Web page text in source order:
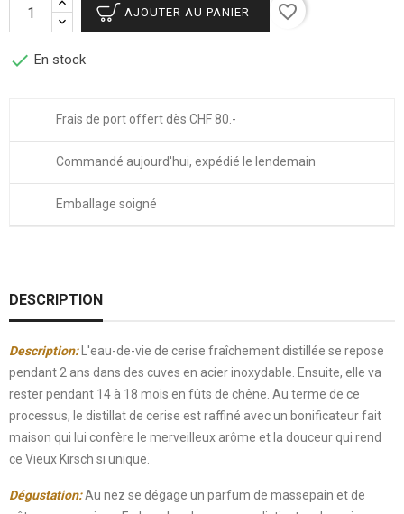
AJOUTER AU PANIER favorite_border
 En stock
Frais de port offert dès CHF 80.-
Commandé aujourd'hui, expédié le lendemain
Emballage soigné
DESCRIPTION
Description:L'eau-de-vie de cerise fraîchement distillée se repose
pendant 2 ans dans des cuves en acier inoxydable. Ensuite, elle va
rester pendant 14 à 18 mois en fûts de chêne. Au terme de ce
processus, le distillat de cerise est raffiné avec un bonificateur fait
maison qui lui confère le merveilleux arôme et la douceur qui rend
ce Vieux Kirsch si unique.
Dégustation:Au nez se dégage un parfum de massepain et de